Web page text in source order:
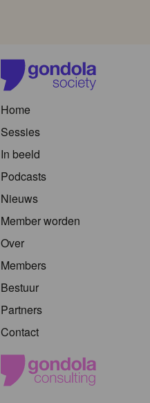
Home
Sessies
In beeld
Podcasts
Nieuws
Member worden
Over
Members
Bestuur
Partners
Contact